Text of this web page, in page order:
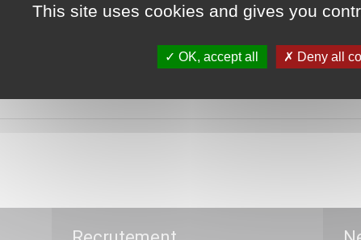
à l’aune du régime juridique des certificats de
hospitalières, n°654 – mars 2026 L’organisation des soins
This site uses cookies and gives you
OK, accept all Deny all